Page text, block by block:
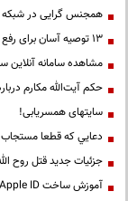
همجنس گرایی در شبکه
13 توصیه آسان برای رفع بوی بد دهان
مشاهده سامانه آنلاين
حكم آيت‌الله مكارم
سایتهای همسریابی!
دعايي كه قطعا
جزئیات جدید قتل روح
آموزش ساخت Apple ID برای کاربران ایرانی